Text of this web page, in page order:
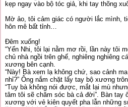
kẹp ngay vào bộ tóc giả, khi tay thõng
Mờ ảo, tôi cảm giác có người lắc mình,
hôn mê bất tỉnh…
Đêm xuống!
“Yến Nhi, tôi lại nằm mơ rồi, lần này tôi
chủ nhà ngồi trên ghế, nghiêng nghiêng
xương bên cạnh.
“Này! Bà xem lạ không chứ, sao cảnh
nhỉ?” Ông nắm chặt lấy tay bộ xương
“Tuy bà không nói được, mắt lại mù
tâm tôi sẽ chăm sóc bà cả đời”. Bàn tay
xương với vẻ kiên quyết pha lẫn những